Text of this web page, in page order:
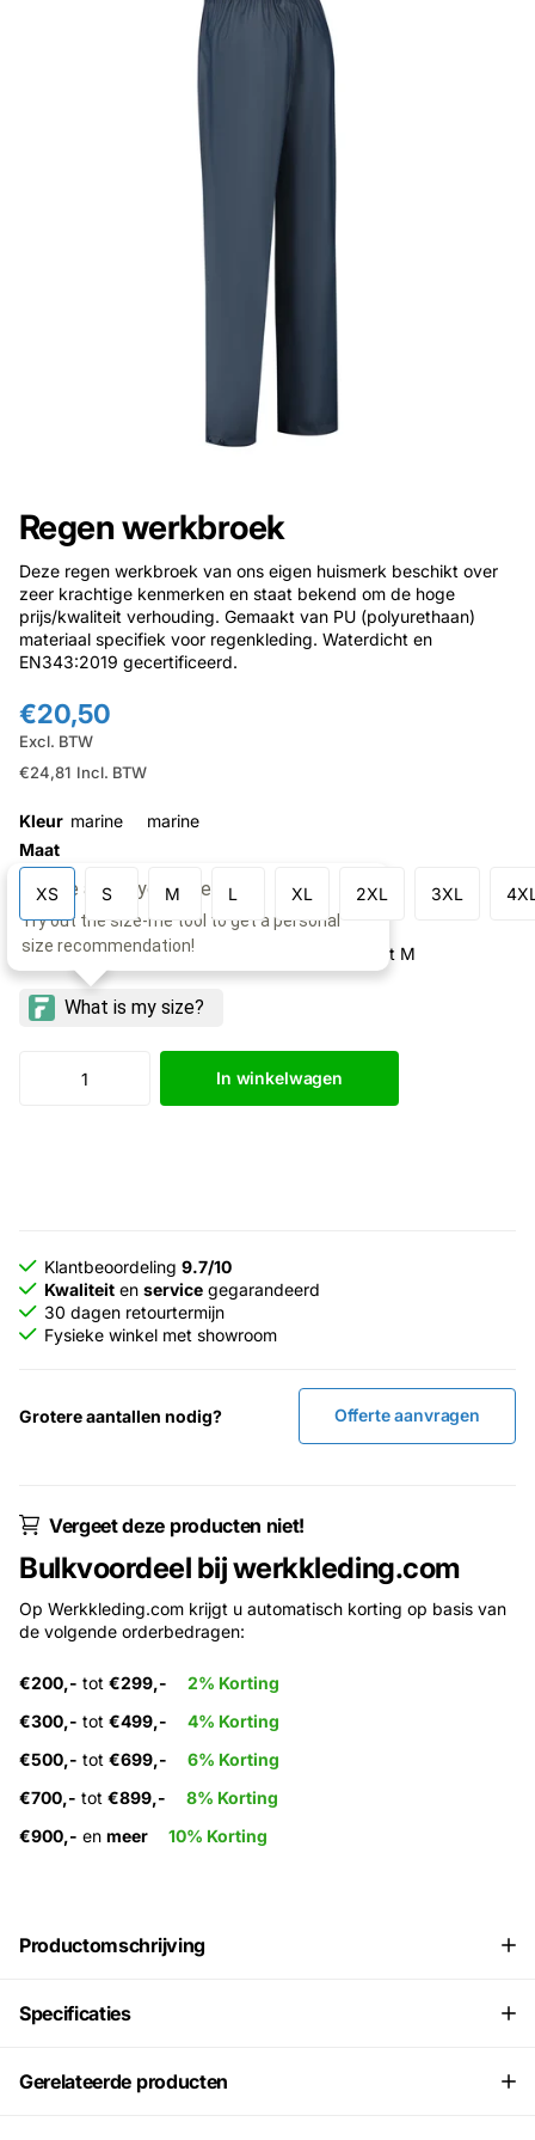
Regen werkbroek
Deze regen werkbroek van ons eigen huismerk beschikt over
zeer krachtige kenmerken en staat bekend om de hoge
prijs/kwaliteit verhouding. Gemaakt van PU (polyurethaan)
materiaal specifiek voor regenkleding. Waterdicht en
EN343:2019 gecertificeerd.
€24,81 Incl. BTW
€20,50
Excl. BTW
Kleur marine
marine
Maat
XS S M L XL 2XL 3XL
Model: 193cm lang, taille 85cm, draagt maat M
In winkelwagen
Klantbeoordeling 9.7/10
Kwaliteit en service gegarandeerd
30 dagen retourtermijn
Fysieke winkel met showroom
Grotere aantallen nodig? Offerte aanvragen
Vergeet deze producten niet!
Bulkvoordeel bij werkkleding.com
Op Werkkleding.com krijgt u automatisch korting op basis van
de volgende orderbedragen:
€200,- tot €299,-
2% Korting
€300,- tot €499,-
4% Korting
€500,- tot €699,-
6% Korting
€700,- tot €899,-
8% Korting
€900,- en meer 10% Korting
Productomschrijving
Specificaties
Gerelateerde producten